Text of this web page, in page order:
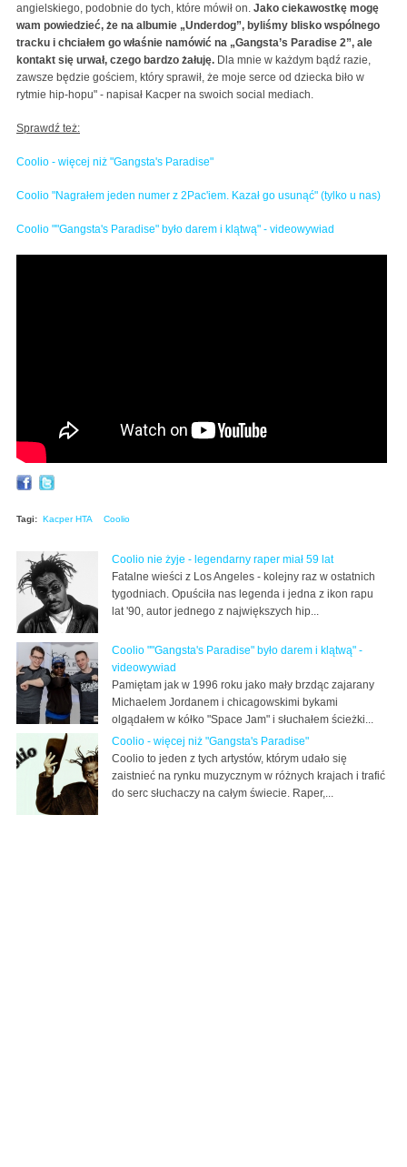
angielskiego, podobnie do tych, które mówił on. Jako ciekawostkę mogę
wam powiedzieć, że na albumie „Underdog”, byliśmy blisko wspólnego
tracku i chciałem go właśnie namówić na „Gangsta’s Paradise 2”, ale
kontakt się urwał, czego bardzo żałuję. Dla mnie w każdym bądź razie,
zawsze będzie gościem, który sprawił, że moje serce od dziecka biło w
rytmie hip-hopu" - napisał Kacper na swoich social mediach.
Sprawdź też:
Coolio - więcej niż "Gangsta's Paradise"
Coolio "Nagrałem jeden numer z 2Pac'iem. Kazał go usunąć" (tylko u nas)
Coolio ""Gangsta's Paradise" było darem i klątwą" - videowywiad
Tagi: Kacper HTA Coolio
Coolio nie żyje - legendarny raper miał 59 lat
Fatalne wieści z Los Angeles - kolejny raz w ostatnich
tygodniach. Opuściła nas legenda i jedna z ikon rapu
lat '90, autor jednego z największych hip...
Coolio ""Gangsta's Paradise" było darem i klątwą" -
videowywiad
Pamiętam jak w 1996 roku jako mały brzdąc zajarany
Michaelem Jordanem i chicagowskimi bykami
olgądałem w kółko "Space Jam" i słuchałem ścieżki...
Coolio - więcej niż "Gangsta's Paradise"
Coolio to jeden z tych artystów, którym udało się
zaistnieć na rynku muzycznym w różnych krajach i trafić
do serc słuchaczy na całym świecie. Raper,...